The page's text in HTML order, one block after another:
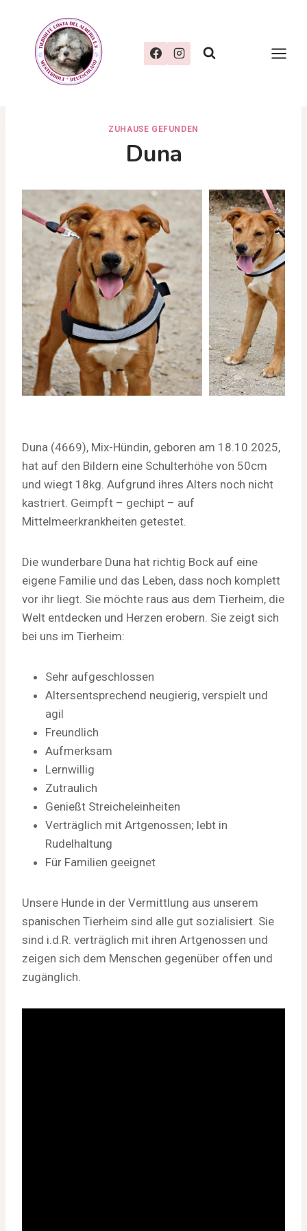
springen
ZUHAUSE GEFUNDEN
Duna
Duna (4669), Mix-Hündin, geboren am 18.10.2025,
hat auf den Bildern eine Schulterhöhe von 50cm
und wiegt 18kg. Aufgrund ihres Alters noch nicht
kastriert. Geimpft – gechipt – auf
Mittelmeerkrankheiten getestet.
Die wunderbare Duna hat richtig Bock auf eine
eigene Familie und das Leben, dass noch komplett
vor ihr liegt. Sie möchte raus aus dem Tierheim, die
Welt entdecken und Herzen erobern. Sie zeigt sich
bei uns im Tierheim:
Sehr aufgeschlossen
Altersentsprechend neugierig, verspielt und
agil
Freundlich
Aufmerksam
Lernwillig
Zutraulich
Genießt Streicheleinheiten
Verträglich mit Artgenossen; lebt in
Rudelhaltung
Für Familien geeignet
Unsere Hunde in der Vermittlung aus unserem
spanischen Tierheim sind alle gut sozialisiert. Sie
sind i.d.R. verträglich mit ihren Artgenossen und
zeigen sich dem Menschen gegenüber offen und
zugänglich.